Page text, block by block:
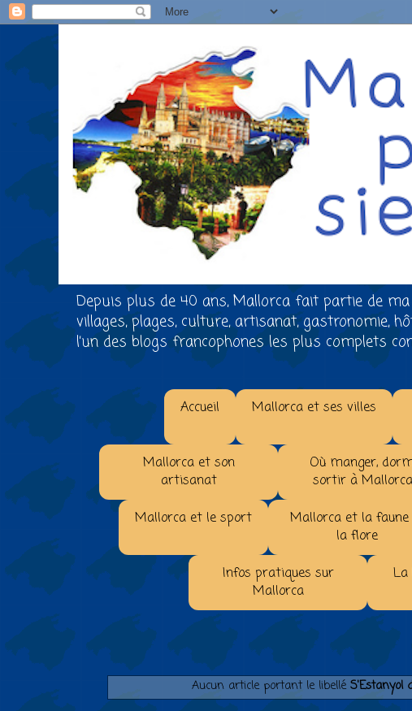
Depuis plus de 40 ans, Mallorca fait partie de
villages, plages, culture, artisanat, gastronomie,
l’un des blogs francophones les plus complets
Accueil Mallorca et ses villes
Mallorca et son
artisanat
Où manger,
sortir à
Mallorca et le sport
Mallorca et la
la flore
Infos pratiques sur
Mallorca
La
Aucun article portant le libelléS'Estanyol